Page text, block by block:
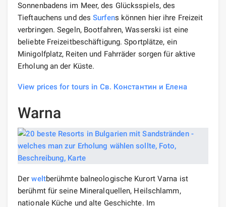
Sonnenbadens im Meer, des Glücksspiels, des
Tieftauchens und desSurfens können hier ihre Freizeit
verbringen. Segeln, Bootfahren, Wasserski ist eine
beliebte Freizeitbeschäftigung. Sportplätze, ein
Minigolfplatz, Reiten und Fahrräder sorgen für aktive
Erholung an der Küste.
View prices for tours in Св. Константин и Елена
Warna
Derweltberühmte balneologische Kurort Varna ist
berühmt für seine Mineralquellen, Heilschlamm,
nationale Küche und alte Geschichte. Im